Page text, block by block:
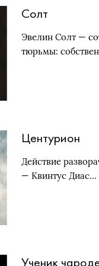
Солт
Эвелин Солт —
тюрьмы:
Центурион
Действие
— Квинтус Диас…
Ученик